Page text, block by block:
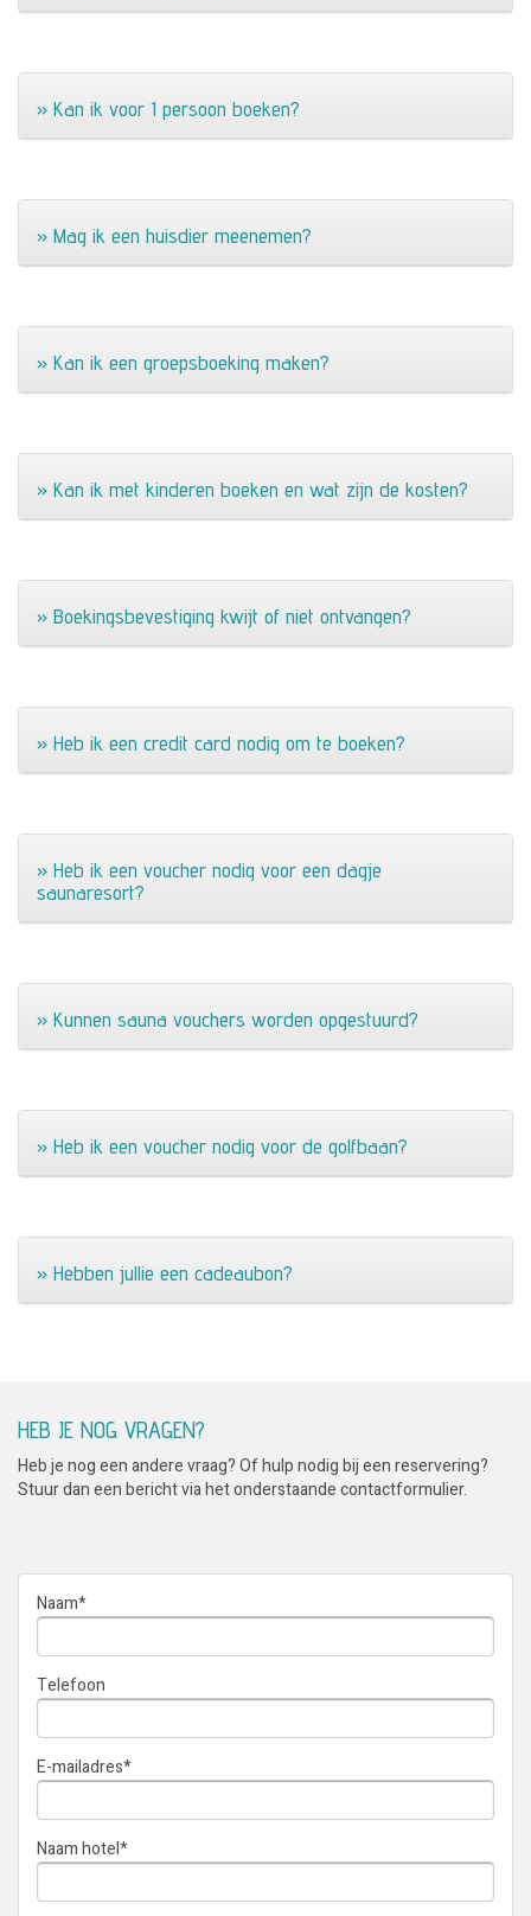
» Kan ik voor 1 persoon boeken?
» Mag ik een huisdier meenemen?
» Kan ik een groepsboeking maken?
» Kan ik met kinderen boeken en wat zijn de kosten?
» Boekingsbevestiging kwijt of niet ontvangen?
» Heb ik een credit card nodig om te boeken?
» Heb ik een voucher nodig voor een dagje
saunaresort?
» Kunnen sauna vouchers worden opgestuurd?
» Heb ik een voucher nodig voor de golfbaan?
» Hebben jullie een cadeaubon?
HEB JE NOG VRAGEN?
Heb je nog een andere vraag? Of hulp nodig bij een reservering?
Stuur dan een bericht via het onderstaande contactformulier.
Naam*
Telefoon
E-mailadres*
Naam hotel*